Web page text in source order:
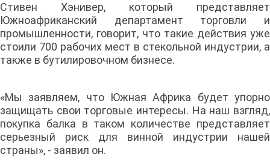
Стивен Хэнивер, который представляет
Южноафриканский департамент торговли и
промышленности, говорит, что такие действия уже
стоили 700 рабочих мест в стекольной индустрии, а
также в бутилировочном бизнесе.
«Мы заявляем, что Южная Африка будет упорно
защищать свои торговые интересы. На наш взгляд,
покупка балка в таком количестве представляет
серьезный риск для винной индустрии нашей
страны», - заявил он.